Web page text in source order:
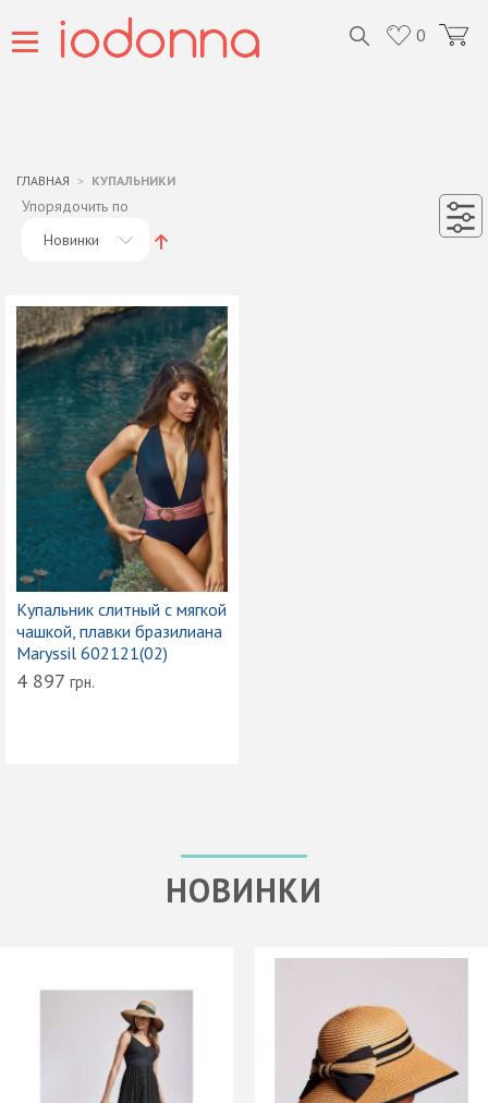
0
ГЛАВНАЯ КУПАЛЬНИКИ
Упорядочить по
Новинки
Купальник слитный с мягкой
чашкой, плавки бразилиана
Maryssil 602121(02)
4 897 грн.
НОВИНКИ